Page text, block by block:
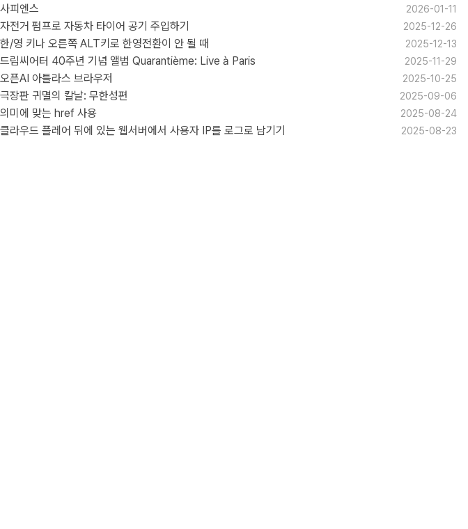
사피엔스 2026-01-11
자전거 펌프로 자동차 타이어 공기 주입하기 2025-12-26
한/영 키나 오른쪽 ALT키로 한영전환이 안 될 때 2025-12-13
드림씨어터 40주년 기념 앨범 Quarantième: Live à Paris 2025-11-29
오픈AI 아틀라스 브라우저 2025-10-25
극장판 귀멸의 칼날: 무한성편 2025-09-06
의미에 맞는 href 사용 2025-08-24
클라우드 플레어 뒤에 있는 웹서버에서 사용자 IP를 로그로 남기기 2025-08-23